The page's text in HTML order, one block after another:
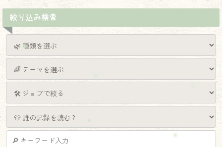
絞り込み検索